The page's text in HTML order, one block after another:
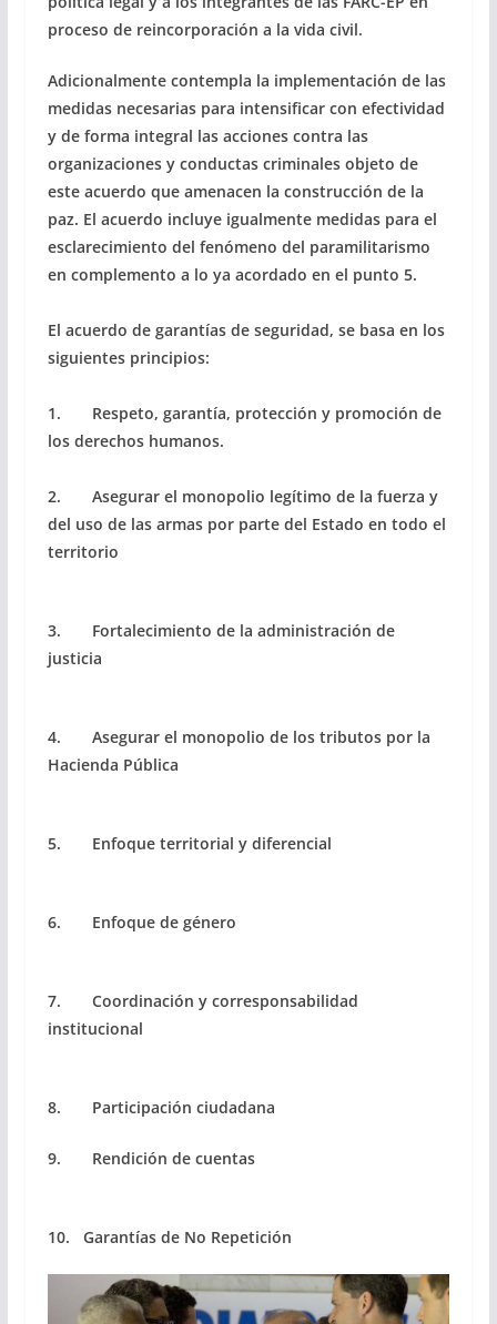
proceso de reincorporación a la vida civil.
Adicionalmente contempla la implementación de las
medidas necesarias para intensificar con efectividad
y de forma integral las acciones contra las
organizaciones y conductas criminales objeto de
este acuerdo que amenacen la construcción de la
paz. El acuerdo incluye igualmente medidas para el
esclarecimiento del fenómeno del paramilitarismo
en complemento a lo ya acordado en el punto 5.
El acuerdo de garantías de seguridad, se basa en los
siguientes principios:
1. Respeto, garantía, protección y promoción de
los derechos humanos.
2. Asegurar el monopolio legítimo de la fuerza y
del uso de las armas por parte del Estado en todo el
territorio
3. Fortalecimiento de la administración de
justicia
4. Asegurar el monopolio de los tributos por la
Hacienda Pública
5. Enfoque territorial y diferencial
6. Enfoque de género
7. Coordinación y corresponsabilidad
institucional
8. Participación ciudadana
9. Rendición de cuentas
10. Garantías de No Repetición